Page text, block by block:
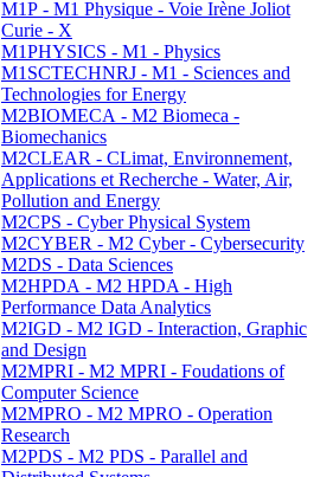
M1P - M1 Physique - Voie Irène Joliot
Curie - X
M1PHYSICS - M1 - Physics
M1SCTECHNRJ - M1 - Sciences and
Technologies for Energy
M2BIOMECA - M2 Biomeca -
Biomechanics
M2CLEAR - CLimat, Environnement,
Applications et Recherche - Water, Air,
Pollution and Energy
M2CPS - Cyber Physical System
M2CYBER - M2 Cyber - Cybersecurity
M2DS - Data Sciences
M2HPDA - M2 HPDA - High
Performance Data Analytics
M2IGD - M2 IGD - Interaction, Graphic
and Design
M2MPRI - M2 MPRI - Foudations of
Computer Science
M2MPRO - M2 MPRO - Operation
Research
M2PDS - M2 PDS - Parallel and